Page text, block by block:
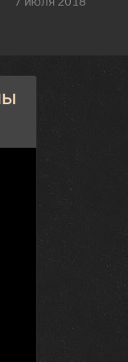
16 июня 2018
9 июня 2018
19 мая 2018